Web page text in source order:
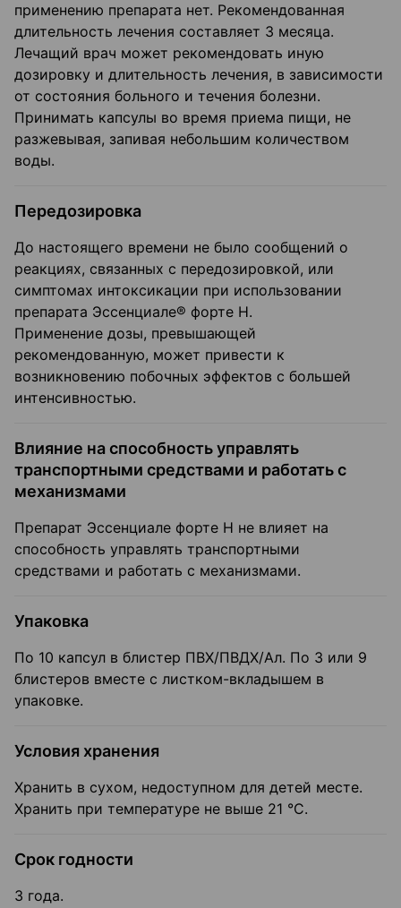
применению препарата нет. Рекомендованная
длительность лечения составляет 3 месяца.
Лечащий врач может рекомендовать иную
дозировку и длительность лечения, в зависимости
от состояния больного и течения болезни.
Принимать капсулы во время приема пищи, не
разжевывая, запивая небольшим количеством
воды.
Передозировка
До настоящего времени не было сообщений о
реакциях, связанных с передозировкой, или
симптомах интоксикации при использовании
препарата Эссенциале® форте Н.
Применение дозы, превышающей
рекомендованную, может привести к
возникновению побочных эффектов с большей
интенсивностью.
Влияние на способность управлять
транспортными средствами и работать с
механизмами
Препарат Эссенциале форте Н не влияет на
способность управлять транспортными
средствами и работать с механизмами.
Упаковка
По 10 капсул в блистер ПВХ/ПВДХ/Ал. По 3 или 9
блистеров вместе с листком-вкладышем в
упаковке.
Условия хранения
Хранить в сухом, недоступном для детей месте.
Хранить при температуре не выше 21 °C.
Срок годности
3 года.